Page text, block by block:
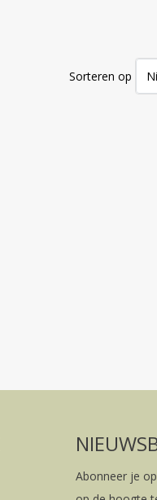
Sorteren op
Abonneer je